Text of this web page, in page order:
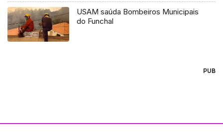
USAM saúda Bombeiros Municipais
do Funchal
PUB